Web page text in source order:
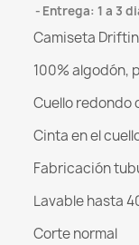
Entrega: 1 a 3
Camiseta
100% algodón,
Cuello redondo
Cinta en el
Fabricación
Lavable hasta
Corte normal